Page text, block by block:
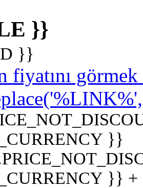
}}
}}
fiyatını
}}
}}